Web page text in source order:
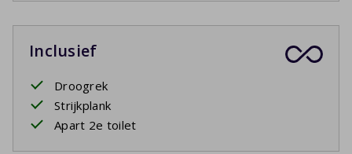
Inclusief
Droogrek
Strijkplank
Apart 2e toilet